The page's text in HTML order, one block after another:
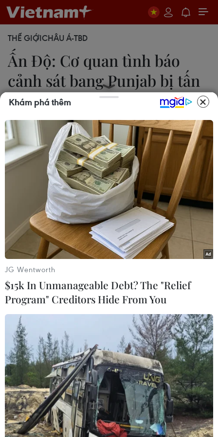
THẾ GIỚICHÂU Á-TBD
Ấn Độ: Cơ quan tình báo
cảnh sát bang Punjab bị tấn
công
Thúc Anh
10/05/2022 09:52
Ngày 9/5 một quả lựu đạn được bắn từ đường
phố làm vỡ kính tòa nhà trụ sở tình báo cảnh sát
tại thành phố Mohali, cách thủ phủ Chandigarh
của Punjab, 8km về phía Tây Nam.
Cảnh sát Ấn Độ . (Nguồn: indiatoday.in)
Nhà chức trách Ấn Độ ngày 10/5 cho biết trụ sở
cơ quan tình báo cảnh sát tại bang Punjab ở
miền Bắc Ấn Độ đã bị tấn công 1 ngày trước đó.
Cụ thể ngày 9/5 một quả lựu đạn được bắn từ
đường phố làm vỡ kính tòa nhà trụ sở tình báo
Khám phá thêm
JG Wentworth
$15k In Unmanageable Debt? The "Relief
Program" Creditors Hide From You